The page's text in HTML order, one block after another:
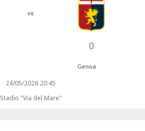
vs
0
Genoa
24/05/2026 20:45
Stadio "Via del Mare"